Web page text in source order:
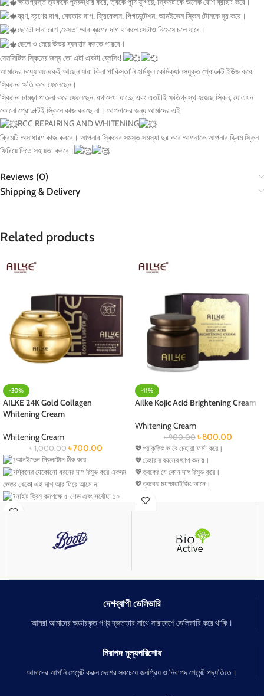
ব্রণ, ব্রণের দাগ, মেছতার দাগ, ফ্রিকেলস, পিগমেন্টেশন, আনইভেন স্কিন টোনকে দূর করে।
ছোটো দানা রেশ ,মেসতা আর ব্রণের দাগ থাকলে সেটাও নিমেষে চলে যাবে।
ছেলে ও মেয়ে উভয় ব্যবহার করতে পারবে।
সেনসিটিভ স্কিনের জন্য তো এটা একটা ব্লেসিং!
আমাদের মধ্যে অনেকেই আছেন যারা কিনা পাকিস্তানি হার্মফুল কেমিক্যালসযুক্ত প্রোডাক্ট ইউজ করে
স্কিনের ক্ষতি করে ফেলেছেন।
স্কিনের চামড়া পাতলা করে ফেলেছেন, রগ দেখা যাচ্ছে এবং এতটাই ক্ষতিগ্রস্থ হয়েছে স্কিন, যে এখন
কোনো প্রোডাক্টই স্কিনে কাজ করছে না। আপনাদের জন্য আমাদের এই
RCC REPAIRING AND WHITENING
ক্রিমটি অসাধারণ কাজ করবে। আপনার স্কিনের সমস্ত সমস্যা দুর করে আপনাকে আপনার ড্রিম স্কিন
ফিরিয়ে দিতে সহায়তা করবে।
Reviews (0)
Shipping & Delivery
Related products
-30%
AILKE 24K Gold Collagen
Whitening Cream
Whitening Cream
৳1,000.00 ৳700.00
আনইভেন স্কিনটোন ঠিক করে
স্কিনের যেকোনো ধরনের দাগ রিমুভ করে একদম
ভেতর থেকে! এই দাগ আর ফিরে আসে না
নাইট ক্রিম কমপক্ষে ৫ শেড এবং সর্বোচ্চ ১০
শেড পর্যন্ত ফরসা করে
বা মোটা হয়ে যাওয়া রোধ করে
মোস্ট ইমপরট্যান্টলি দাগ একদম হালকা করে দেয়
-11%
Ailke Kojic Acid Brightening Cream
Whitening Cream
৳900.00 ৳800.00
💖প্রাকৃতিক ভাবে চেহারা ফর্সা করে।
💖চেহারার বয়সের ছাপ কমায়।
💖ত্বকের যে কোন দাগ রিমুভ করে।
💖ত্বকের ময়শ্চারাইজিং আনে।
💖স্কিনকে গ্লোয়িং করে তুলবে ।
💖স্কিন টাইট ও সফট করবে।
💖রিংকেলস ও এন্টি- এইজিং দূর করবে।
দেশব্যাপী ডেলিভারি
আমরা আমাদের অর্ডারকৃত পণ্য দ্রুততার সাথে সারাদেশে ডেলিভারি করে থাকি।
নিরাপদ মূল্যপরিশোধ
আমাদের আপনি পেমেন্ট করুন দেশের সবচেয়ে জনপ্রিয় ও নিরাপদ পেমেন্ট পদ্ধতিতে।